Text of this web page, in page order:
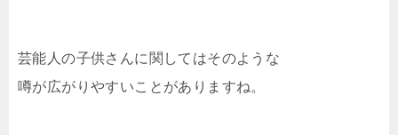
芸能人の子供さんに関してはそのような
噂が広がりやすいことがありますね。